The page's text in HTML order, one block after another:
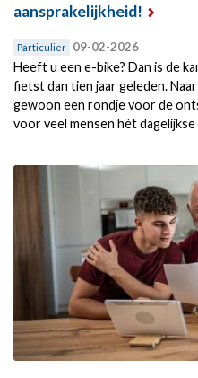
aansprakelijkheid!
Particulier 09-02-2026
Heeft u een e-bike? Dan is de
fietst dan tien jaar geleden.
gewoon een rondje voor de
voor veel mensen hét